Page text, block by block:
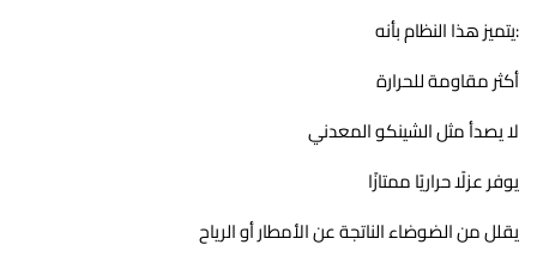
يتميز هذا النظام بأنه:
أكثر مقاومة للحرارة
لا يصدأ مثل الشينكو المعدني
يوفر عزلًا حراريًا ممتازًا
يقلل من الضوضاء الناتجة عن الأمطار أو الرياح